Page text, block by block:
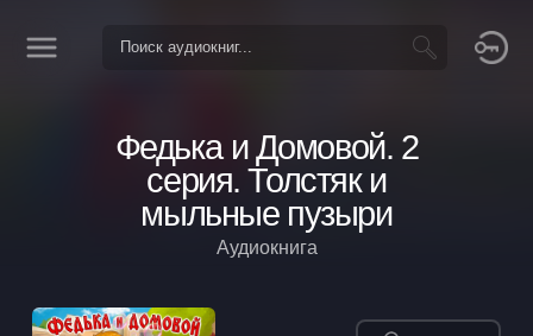
Федька и Домовой. 2
серия. Толстяк и
мыльные пузыри
Аудиокнига